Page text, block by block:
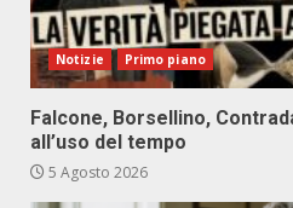
Notizie Primo piano
Falcone, Borsellino,
all’uso del tempo
5 Agosto 2026